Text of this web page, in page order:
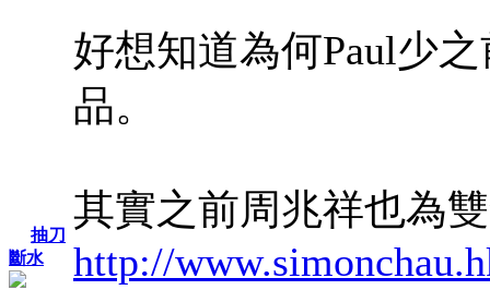
抽刀
斷水
好想知道為何Paul少
品。
其實之前周兆祥也為
http://